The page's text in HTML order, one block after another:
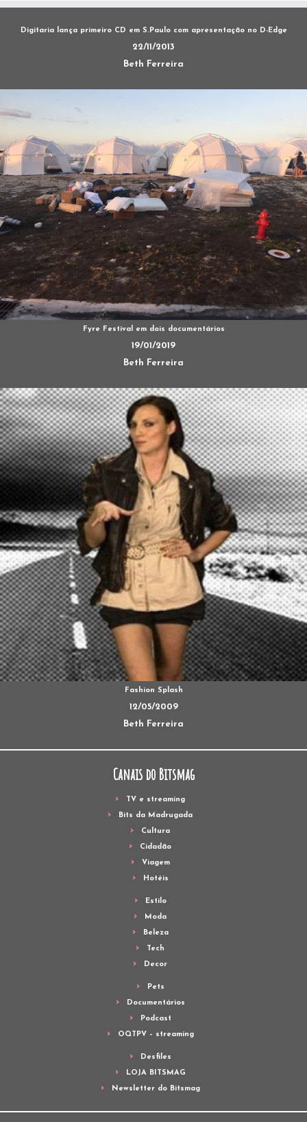
Digitaria lança primeiro CD em S.Paulo com apresentação no D-Edge
22/11/2013
Beth Ferreira
Fyre Festival em dois documentários
19/01/2019
Beth Ferreira
Fashion Splash
12/05/2009
Beth Ferreira
Canais do Bitsmag
TV e streaming
Bits da Madrugada
Cultura
Cidadão
Viagem
Hotéis
Estilo
Moda
Beleza
Tech
Decor
Pets
Documentários
Podcast
OQTPV – streaming
Desfiles
LOJA BITSMAG
Newsletter do Bitsmag